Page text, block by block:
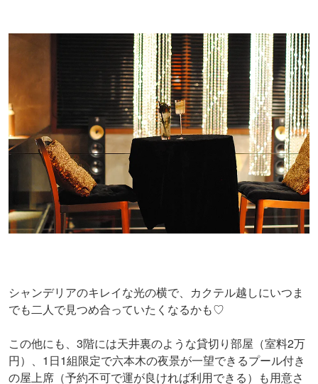
シャンデリアのキレイな光の横で、カクテル越しにいつま
でも二人で見つめ合っていたくなるかも♡
この他にも、3階には天井裏のような貸切り部屋（室料2万
円）、1日1組限定で六本木の夜景が一望できるプール付き
の屋上席（予約不可で運が良ければ利用できる）も用意さ